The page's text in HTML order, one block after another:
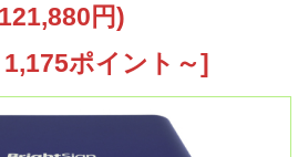
円)
ポイント～]